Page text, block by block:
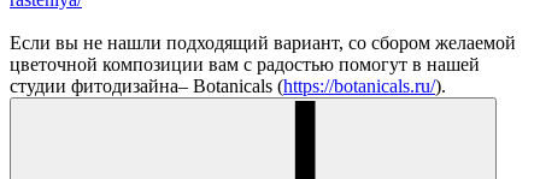
Если вы не нашли подходящий вариант, со сбором желаемой
цветочной композиции вам с радостью помогут в нашей
студии фитодизайна– Botanicals (https://botanicals.ru/).